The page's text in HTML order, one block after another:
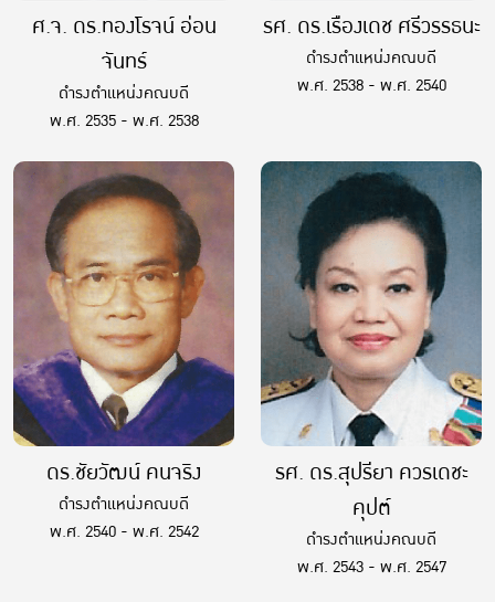
ศ.จ. ดร.ทองโรจน์ อ่อน
จันทร์
ดำรงตำแหน่งคณบดี
พ.ศ. 2535 - พ.ศ. 2538
รศ. ดร.เรืองเดช ศรีวรรธนะ
ดำรงตำแหน่งคณบดี
พ.ศ. 2538 - พ.ศ. 2540
ดร.ชัยวัฒน์ คนจริง
ดำรงตำแหน่งคณบดี
พ.ศ. 2540 - พ.ศ. 2542
รศ. ดร.สุปรียา ควรเดชะ
คุปต์
ดำรงตำแหน่งคณบดี
พ.ศ. 2543 - พ.ศ. 2547